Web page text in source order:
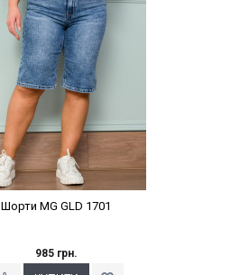
Шорти MG GLD 1701
985 грн.